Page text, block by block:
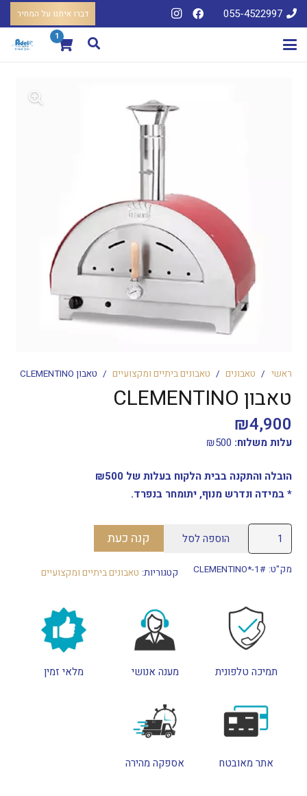
055-4522997 דברו איתנו על המחיר
1
ראשי / טאבונים / טאבונים ביתיים ומקצועיים / טאבון CLEMENTINO
טאבון CLEMENTINO
₪4,900
עלות משלוח: ₪500
הובלה והתקנה בבית הלקוח בעלות של ₪500
* במידה ונדרש מנוף, יתומחר בנפרד.
כמות
של
טאבון
הוספה לסל קנה כעת
מק"ט: CLEMENTINO*-1# קטגוריות: טאבונים ביתיים ומקצועיים
תמיכה טלפונית מענה אנושי מלאי זמין
אתר מאובטח אספקה מהירה